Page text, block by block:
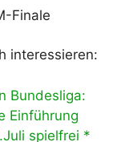
Finale
interessieren:
Bundesliga:
Einführung
spielfrei *